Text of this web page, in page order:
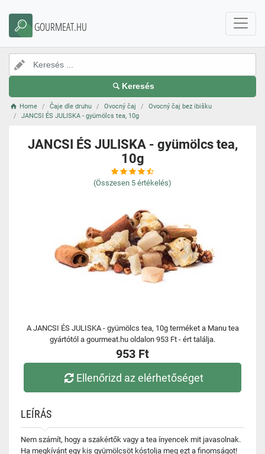
GOURMEAT.HU
Keresés
Home Čaje dle druhu Ovocný čaj
Ovocný čaj bez ibišku
JANCSI ÉS JULISKA - gyümölcs tea, 10g
JANCSI ÉS JULISKA - gyümölcs tea,
10g
(Összesen 5 értékelés)
A JANCSI ÉS JULISKA - gyümölcs tea, 10g terméket a Manu tea
gyártótól a gourmeat.hu oldalon 953 Ft - ért találja.
953 Ft
Ellenőrizd az elérhetőséget
LEÍRÁS
Nem számít, hogy a szakértők vagy a tea ínyencek mit javasolnak.
Ha megkívánt egy kis gyümölcsöt kóstolja meg ezt a finomságot!